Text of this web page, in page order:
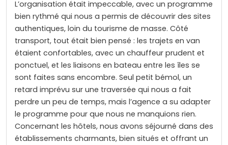
L’organisation était impeccable, avec un programme
bien rythmé qui nous a permis de découvrir des sites
authentiques, loin du tourisme de masse. Côté
transport, tout était bien pensé : les trajets en van
étaient confortables, avec un chauffeur prudent et
ponctuel, et les liaisons en bateau entre les îles se
sont faites sans encombre. Seul petit bémol, un
retard imprévu sur une traversée qui nous a fait
perdre un peu de temps, mais l’agence a su adapter
le programme pour que nous ne manquions rien.
Concernant les hôtels, nous avons séjourné dans des
établissements charmants, bien situés et offrant un